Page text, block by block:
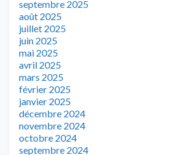
septembre 2025
août 2025
juillet 2025
juin 2025
mai 2025
avril 2025
mars 2025
février 2025
janvier 2025
décembre 2024
novembre 2024
octobre 2024
septembre 2024